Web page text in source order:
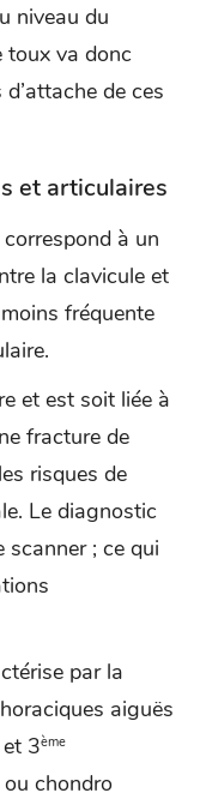
niveau du
toux va donc
de ces
et articulaires
correspond à un
la clavicule et
fréquente
et est soit liée à
fracture de
risques de
Le diagnostic
scanner ; ce qui
par la
aiguës
et 3ème
chondro